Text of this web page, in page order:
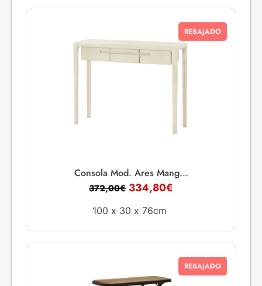
REBAJADO
Consola Mod. Ares Mang...
372,00€ 334,80€
100 x 30 x 76cm
REBAJADO